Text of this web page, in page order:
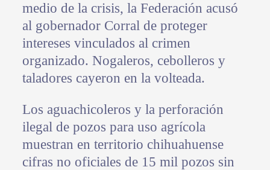
medio de la crisis, la Federación acusó
al gobernador Corral de proteger
intereses vinculados al crimen
organizado. Nogaleros, cebolleros y
taladores cayeron en la volteada.
Los aguachicoleros y la perforación
ilegal de pozos para uso agrícola
muestran en territorio chihuahuense
cifras no oficiales de 15 mil pozos sin